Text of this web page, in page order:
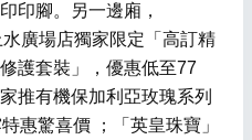
印腳。另一邊廂，
廣場店獨家限定「高訂精
護套裝」，優惠低至77
推有機保加利亞玫瑰系列
惠驚喜價 ；「英皇珠寶」